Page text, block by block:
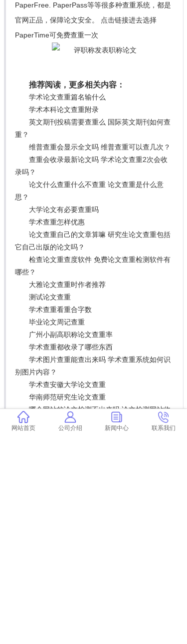
PaperFree. PaperPass等等很多种查重系统，都是
官网正品，保障论文安全。 点击链接进去选择
PaperTime可免费查重一次
推荐阅读，更多相关内容：
学术论文查重篇名输什么
学术本科论文查重附录
英文期刊投稿需要查重么 国际英文期刊如何查
重？
维普查重会显示全文吗 维普查重可以查几次？
查重会收录最新论文吗 学术论文查重2次会收
录吗？
论文什么查重什么不查重 论文查重是什么意
思？
大学论文有必要查重吗
学术查重怎样优惠
论文查重自己的文章算嘛 研究生论文查重包括
它自己出版的论文吗？
检查论文重查度软件 免费论文查重检测软件有
哪些？
大雅论文查重时作者推荐
测试论文查重
学术查重看重合字数
毕业论文周记查重
广州小副高职称论文查重率
学术查重都收录了哪些东西
学术图片查重能查出来吗 学术查重系统如何识
别图片内容？
学术查安徽大学论文查重
华南师范研究生论文查重
哪个网站的论文检测不出来吗 论文检测网站收
费吗？
网站首页 公司介绍 新闻中心 联系我们